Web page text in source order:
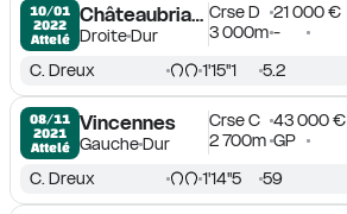
10/01
2022
Attelé
Châteaubriant
DroiteDur
Crse D
21 000 €
3 000m -
C. Dreux 1'15''1 5.2
08/11
2021
Attelé
Vincennes
GaucheDur
Crse C
43 000 €
2 700m GP
C. Dreux 1'14''5 59